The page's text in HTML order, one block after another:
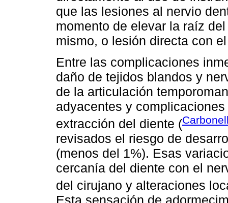
que las lesiones al nervio
momento de elevar la raíz
mismo, o lesión directa con
Entre las complicaciones
daño de tejidos blandos y
de la articulación
adyacentes y
extracción del diente (
revisados el riesgo de
(menos del 1%). Esas
cercanía del diente con el
del cirujano y alteraciones